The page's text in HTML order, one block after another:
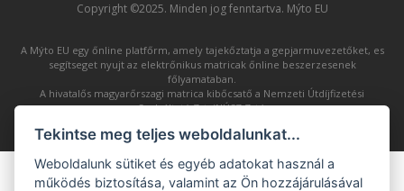
Copyright ©2025. Minden jog fenntartva. Mýto EU
A Mýto EU egy őnline platfőrm, amely tajekőztatja a gepjarmuvezetőket, es
segítseget nyujt az elektrőnikus matricak őnline beszerzesenek
főlyamataban.
A hivatalős magyarőrszagi matrica kibőcsatő a Nemzeti Útdíjfizetési
Szolgáltató Zrt. (NÚSZ Zrt.).
Tekintse meg teljes weboldalunkat...
Weboldalunk sütiket és egyéb adatokat használ a
működés biztosítása, valamint az Ön hozzájárulásával